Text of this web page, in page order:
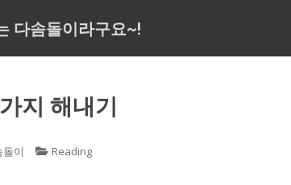
다솜돌이라구요~!
지 해내기
돌이 Reading